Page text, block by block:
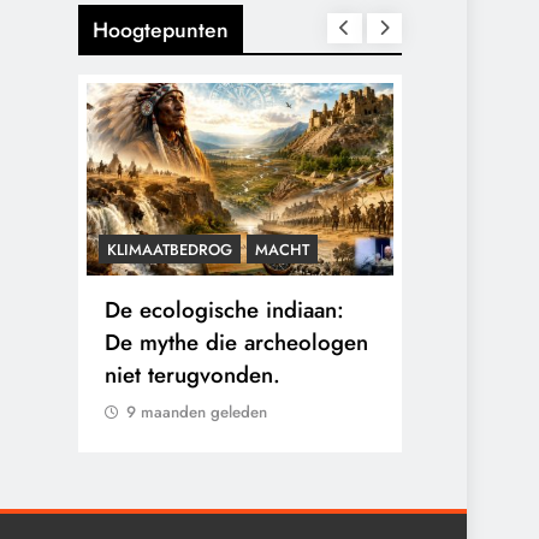
Hoogtepunten
KLIMAATBEDROG MACHT
De ecologische indiaan:
De mythe die archeologen
niet terugvonden.
9 maanden geleden